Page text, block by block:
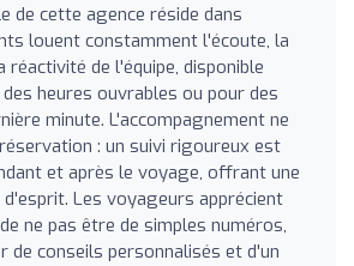
de cette agence réside dans
louent constamment l'écoute, la
réactivité de l'équipe, disponible
heures ouvrables ou pour des
minute. L'accompagnement ne
: un suivi rigoureux est
et après le voyage, offrant une
Les voyageurs apprécient
ne pas être de simples numéros,
de conseils personnalisés et d'un